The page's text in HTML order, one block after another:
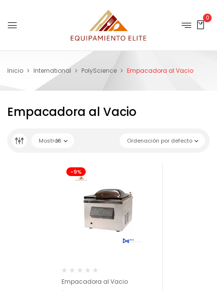
0
Inicio International PolyScience Empacadora al Vacio
Empacadora al Vacio
Ordenación por defecto
Mostrar
16
-9%
Empacadora al Vacio